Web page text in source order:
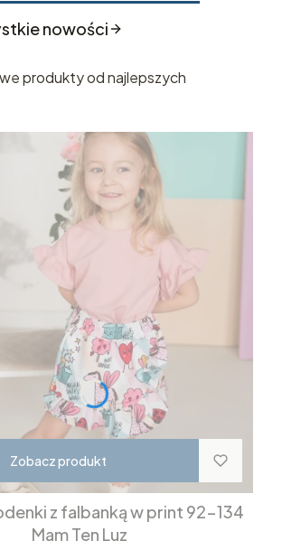
nowości
produkty od najlepszych
Zobacz produkt
z falbanką w print 92-134
Mam Ten Luz